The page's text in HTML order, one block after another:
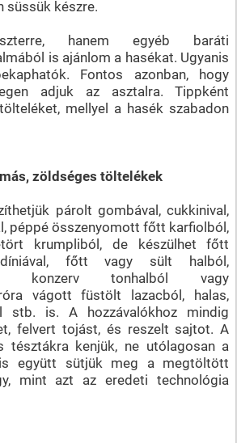
süssük készre.
hanem egyéb baráti
is ajánlom a hasékat. Ugyanis
Fontos azonban, hogy
adjuk az asztalra. Tippként
mellyel a hasék szabadon
zöldséges töltelékek
párolt gombával, cukkinival,
péppé összenyomott főtt karfiolból,
krumpliból, de készülhet főtt
főtt vagy sült halból,
konzerv tonhalból vagy
vágott füstölt lazacból, halas,
stb. is. A hozzávalókhoz mindig
felvert tojást, és reszelt sajtot. A
tésztákra kenjük, ne utólagosan a
együtt sütjük meg a megtöltött
mint azt az eredeti technológia